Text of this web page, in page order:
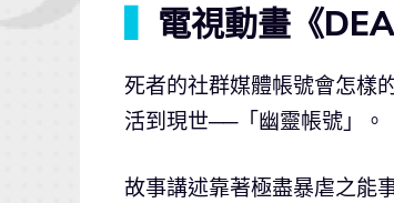
電視動畫《
死者的社群媒體帳號會怎樣
活到現世──「幽靈帳號」。
故事講述靠著極盡暴虐之能